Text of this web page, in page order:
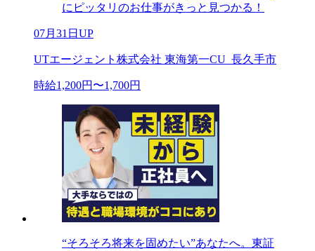
にピッタリのお仕事がきっと見つかる！
07月31日UP
UTエージェント株式会社 東海第一CU_長久手市
時給1,200円〜1,700円
“そろそろ将来を固めたい”あなたへ。東証